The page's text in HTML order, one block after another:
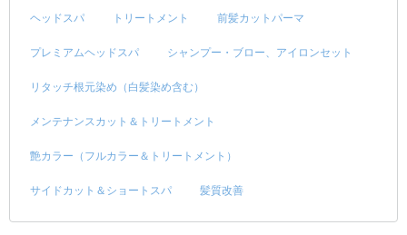
ヘッドスパ トリートメント 前髪カットパーマ
プレミアムヘッドスパ シャンプー・ブロー、アイロンセット
リタッチ根元染め（白髪染め含む）
メンテナンスカット＆トリートメント
艶カラー（フルカラー＆トリートメント）
サイドカット＆ショートスパ 髪質改善